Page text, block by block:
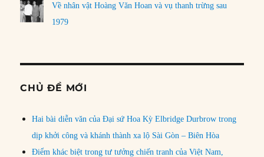
Về nhân vật Hoàng Văn Hoan và vụ thanh trừng sau
1979
CHỦ ĐỀ MỚI
Hai bài diễn văn của Đại sứ Hoa Kỳ Elbridge Durbrow trong
dịp khởi công và khánh thành xa lộ Sài Gòn – Biên Hòa
Điểm khác biệt trong tư tưởng chiến tranh của Việt Nam,